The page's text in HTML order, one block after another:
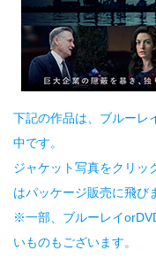
下記の作品は、ブルーレ
中です。
ジャケット写真をクリッ
はパッケージ販売に飛び
※一部、ブルーレイ
いものもございます。